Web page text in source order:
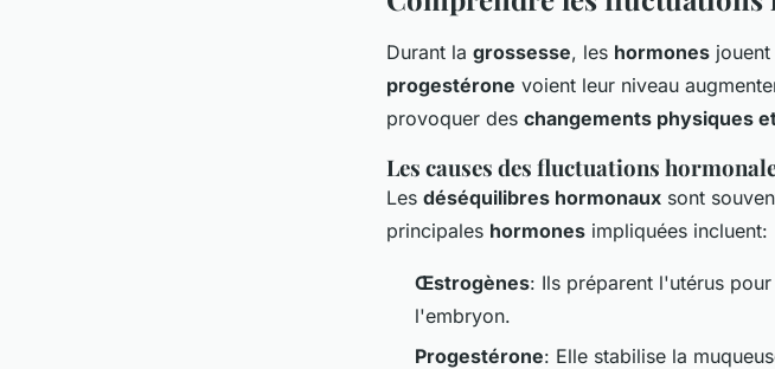
Durant la grossesse, les hormones
progestérone voient leur niveau
provoquer des changements physiques
Les causes des fluctuations
Les déséquilibres hormonaux sont
principales hormones impliquées incluent:
Œstrogènes: Ils préparent l'utérus
l'embryon.
Progestérone: Elle stabilise la